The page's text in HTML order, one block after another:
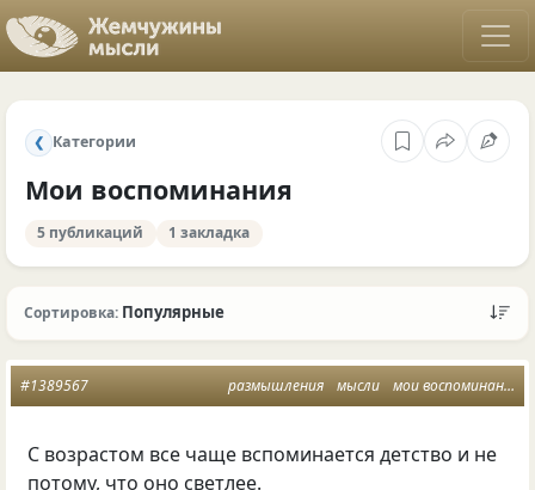
❮ Категории
Мои воспоминания
5 публикаций 1 закладка
Сортировка: Популярные
размышления мысли мои воспоминания
#1389567
С возрастом все чаще вспоминается детство и не
потому, что оно светлее.